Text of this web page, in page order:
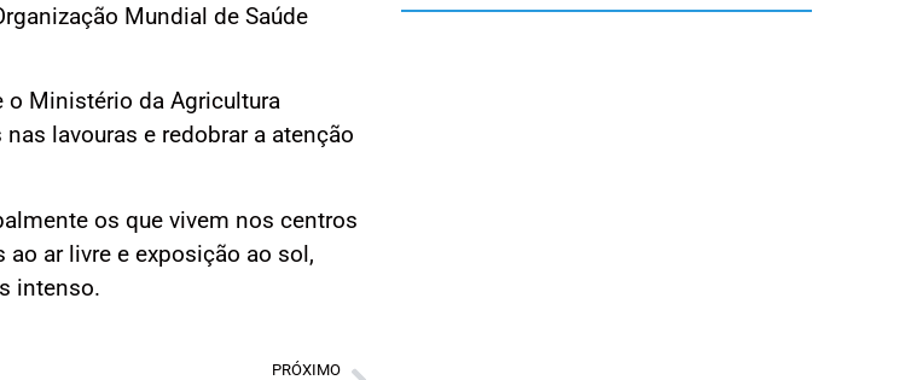
Mundial de Saúde
o Ministério da Agricultura
lavouras e redobrar a atenção
os que vivem nos centros
ar livre e exposição ao sol,
intenso.
PRÓXIMO